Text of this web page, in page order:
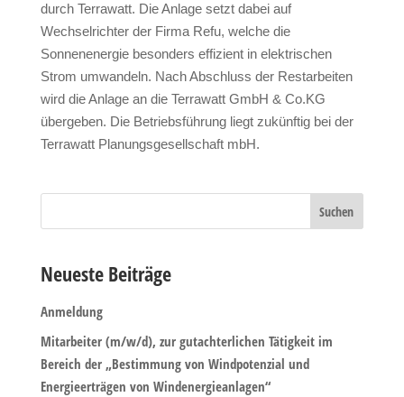
durch Terrawatt. Die Anlage setzt dabei auf
Wechselrichter der Firma Refu, welche die
Sonnenenergie besonders effizient in elektrischen
Strom umwandeln. Nach Abschluss der Restarbeiten
wird die Anlage an die Terrawatt GmbH & Co.KG
übergeben. Die Betriebsführung liegt zukünftig bei der
Terrawatt Planungsgesellschaft mbH.
Neueste Beiträge
Anmeldung
Mitarbeiter (m/w/d), zur gutachterlichen Tätigkeit im
Bereich der „Bestimmung von Windpotenzial und
Energieerträgen von Windenergieanlagen“